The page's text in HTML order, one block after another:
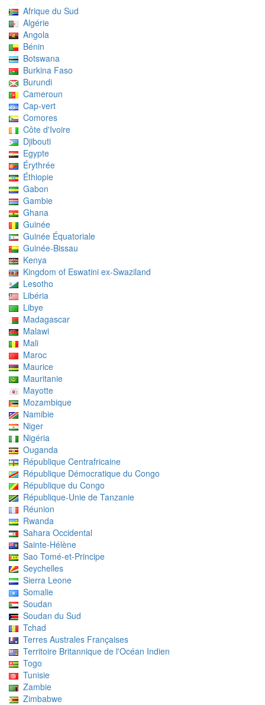
Afrique du Sud
Algérie
Angola
Bénin
Botswana
Burkina Faso
Burundi
Cameroun
Cap-vert
Comores
Côte d'Ivoire
Djibouti
Egypte
Érythrée
Éthiopie
Gabon
Gambie
Ghana
Guinée
Guinée Équatoriale
Guinée-Bissau
Kenya
Kingdom of Eswatini ex-Swaziland
Lesotho
Libéria
Libye
Madagascar
Malawi
Mali
Maroc
Maurice
Mauritanie
Mayotte
Mozambique
Namibie
Niger
Nigéria
Ouganda
République Centrafricaine
République Démocratique du Congo
République du Congo
République-Unie de Tanzanie
Réunion
Rwanda
Sahara Occidental
Sainte-Hélène
Sao Tomé-et-Principe
Seychelles
Sierra Leone
Somalie
Soudan
Soudan du Sud
Tchad
Terres Australes Françaises
Territoire Britannique de l'Océan Indien
Togo
Tunisie
Zambie
Zimbabwe